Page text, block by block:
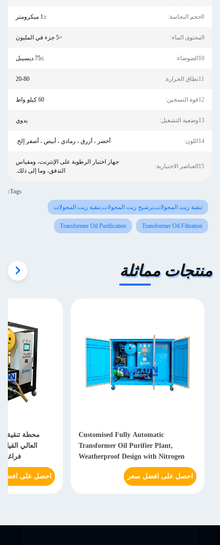
8حجم النجاسة: ≤1 ميكرومتر
9محتوى الماء: <5 جزء في المليون
10الضوضاء: ≥75 ديسيبل
11نطاق الحرارة: 20-80
12قوة التسخين: 60 كيلو واط
13وضعية التشغيل: يدوي
14اللون: أخضر ، أزرق ، رمادي ، أبيض ، أصفر إلخ.
15العناصر الاختيارية:
جهاز اختبار الرطوبة على الإنترنت، ومقياس
التدفق، وما إلى ذلك.
Tags:
تنقية زيت المحولات,ترشيح زيت المحولات,تنقية زيت المحولات
Transformer Oil Filtration
Transformer Oil Purification
منتجات مماثلة
Customised Fully Automatic
Transformer Oil Purifier Plant,
Weatherproof Design with Nitrogen
Gas Tanks Attached
احصل على افضل سعر
محطة تنقية
العالي
فراغي 1000 متر مكعب/ساعة
احصل على